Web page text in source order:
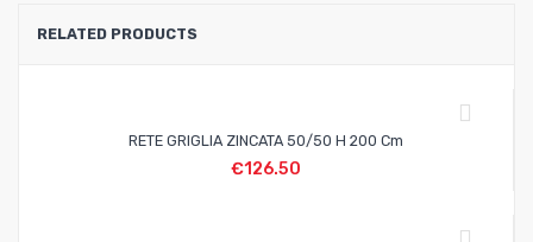
RELATED PRODUCTS
RETE GRIGLIA ZINCATA 50/50 H 200 Cm
€126.50